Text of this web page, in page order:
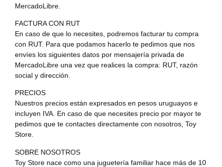
MercadoLibre.
FACTURA CON RUT
En caso de que lo necesites, podremos facturar tu compra
con RUT. Para que podamos hacerlo te pedimos que nos
envíes los siguientes datos por mensajería privada de
MercadoLibre una vez que realices la compra: RUT, razón
social y dirección.
PRECIOS
Nuestros precios están expresados en pesos uruguayos e
incluyen IVA. En caso de que necesites precio por mayor te
pedimos que te contactes directamente con nosotros, Toy
Store.
SOBRE NOSOTROS
Toy Store nace como una juguetería familiar hace más de 10